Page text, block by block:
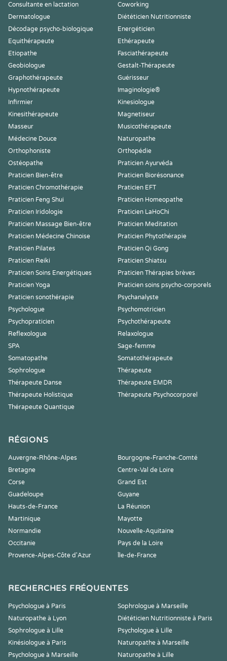
Consultante en lactation
Coworking
Dermatologue
Diététicien Nutritionniste
Décodage psycho-biologique
Energéticien
Equithérapeute
Ethérapeute
Etiopathe
Fasciathérapeute
Geobiologue
Gestalt-Thérapeute
Graphothérapeute
Guérisseur
Hypnothérapeute
Imaginologie®
Infirmier
Kinesiologue
Kinesithérapeute
Magnetiseur
Masseur
Musicothérapeute
Médecine Douce
Naturopathe
Orthophoniste
Orthopédie
Ostéopathe
Praticien Ayurvéda
Praticien Bien-être
Praticien Biorésonance
Praticien Chromothérapie
Praticien EFT
Praticien Feng Shui
Praticien Homeopathe
Praticien Iridologie
Praticien LaHoChi
Praticien Massage Bien-être
Praticien Meditation
Praticien Médecine Chinoise
Praticien Phytothérapie
Praticien Pilates
Praticien Qi Gong
Praticien Reiki
Praticien Shiatsu
Praticien Soins Energétiques
Praticien Thérapies brèves
Praticien Yoga
Praticien soins psycho-corporels
Praticien sonothérapie
Psychanalyste
Psychologue
Psychomotricien
Psychopraticien
Psychothérapeute
Reflexologue
Relaxologue
SPA
Sage-femme
Somatopathe
Somatothérapeute
Sophrologue
Thérapeute
Thérapeute Danse
Thérapeute EMDR
Thérapeute Holistique
Thérapeute Psychocorporel
Thérapeute Quantique
RÉGIONS
Auvergne-Rhône-Alpes
Bourgogne-Franche-Comté
Bretagne
Centre-Val de Loire
Corse
Grand Est
Guadeloupe
Guyane
Hauts-de-France
La Réunion
Martinique
Mayotte
Normandie
Nouvelle-Aquitaine
Occitanie
Pays de la Loire
Provence-Alpes-Côte d'Azur
Île-de-France
RECHERCHES FRÉQUENTES
Psychologue à Paris
Sophrologue à Marseille
Naturopathe à Lyon
Diététicien Nutritionniste à Paris
Sophrologue à Lille
Psychologue à Lille
Kinésiologue à Paris
Naturopathe à Marseille
Psychologue à Marseille
Naturopathe à Lille